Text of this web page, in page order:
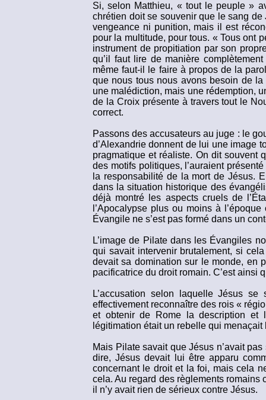
Si, selon Matthieu, « tout le peuple »
chrétien doit se souvenir que le sang de
vengeance ni punition, mais il est
pour la multitude, pour tous. « Tous ont
instrument de propitiation par son
qu’il faut lire de manière
même faut-il le faire à propos de la
que nous tous nous avons besoin de la
une malédiction, mais une rédemption,
de la Croix présente à travers tout le
correct.
Passons des accusateurs au juge : le
d’Alexandrie donnent de lui une image
pragmatique et réaliste. On dit souvent
des motifs politiques, l’auraient
la responsabilité de la mort de Jésus.
dans la situation historique des
déjà montré les aspects cruels de
l’Apocalypse plus ou moins à
Évangile ne s’est pas formé dans un
L’image de Pilate dans les Évangiles
qui savait intervenir brutalement, si
devait sa domination sur le monde, en
pacificatrice du droit romain. C’est ainsi
L’accusation selon laquelle Jésus
effectivement reconnaître des rois «
et obtenir de Rome la description et
légitimation était un rebelle qui
Mais Pilate savait que Jésus n’avait
dire, Jésus devait lui être apparu
concernant le droit et la foi, mais cela
cela. Au regard des règlements
il n’y avait rien de sérieux contre Jésus.